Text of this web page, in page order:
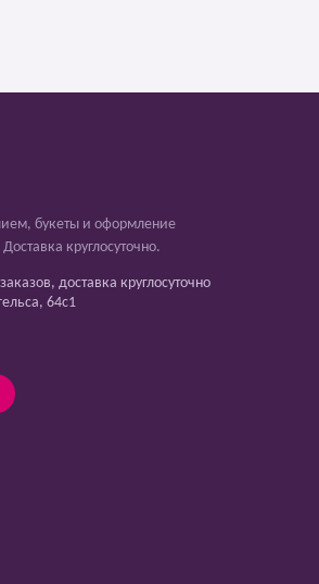
букеты и оформление
круглосуточно.
доставка круглосуточно
64с1